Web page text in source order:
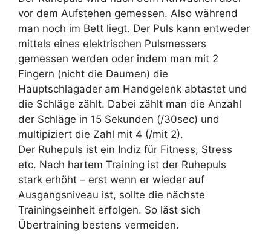
vor dem Aufstehen gemessen. Also während
man noch im Bett liegt. Der Puls kann entweder
mittels eines elektrischen Pulsmessers
gemessen werden oder indem man mit 2
Fingern (nicht die Daumen) die
Hauptschlagader am Handgelenk abtastet und
die Schläge zählt. Dabei zählt man die Anzahl
der Schläge in 15 Sekunden (/30sec) und
multipiziert die Zahl mit 4 (/mit 2).
Der Ruhepuls ist ein Indiz für Fitness, Stress
etc. Nach hartem Training ist der Ruhepuls
stark erhöht – erst wenn er wieder auf
Ausgangsniveau ist, sollte die nächste
Trainingseinheit erfolgen. So läst sich
Übertraining bestens vermeiden.